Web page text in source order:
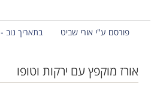
פורסם ע"י אורי שביט בתאריך נוב - 1 - 2011
אורז מוקפץ עם ירקות וטופו